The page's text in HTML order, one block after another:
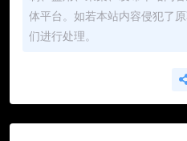
体平台。如若本站内容侵犯了
们进行处理。